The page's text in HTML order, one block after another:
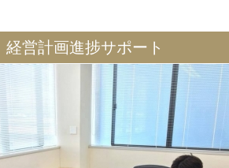
経営計画進捗サポート